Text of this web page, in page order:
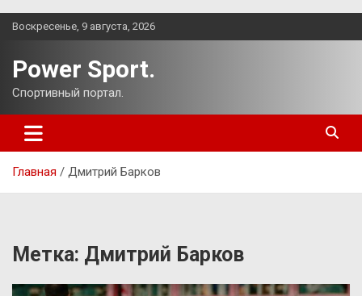
Перейти
Воскресенье, 9 августа, 2026
Power Sport.
Спортивный портал.
Главная Дмитрий Барков
Метка: Дмитрий Барков